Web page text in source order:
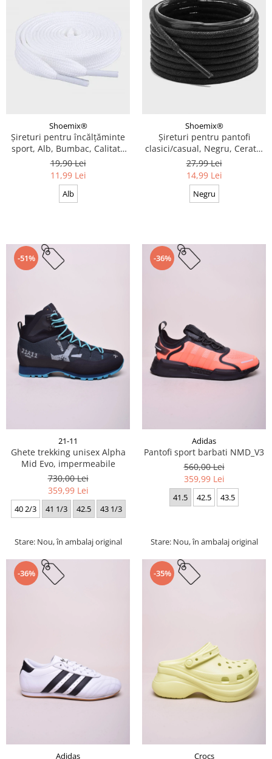
Shoemix®
Șireturi pentru încălțăminte
sport, Alb, Bumbac, Calitate
premium, 100 cm x 0.8 cm
19,90 Lei
11,99 Lei
Alb
Shoemix®
Șireturi pentru pantofi
clasici/casual, Negru, Cerate,
Calitate premium, 110 cm x
0.3 cm
27,99 Lei
14,99 Lei
Negru
-51%
21-11
Ghete trekking unisex Alpha
Mid Evo, impermeabile
730,00 Lei
359,99 Lei
40 2/3 41 1/3 42.5 43 1/3
Stare: Nou, în ambalaj original
-36%
Adidas
Pantofi sport barbati NMD_V3
560,00 Lei
359,99 Lei
41.5 42.5 43.5
Stare: Nou, în ambalaj original
-36%
Adidas
-35%
Crocs